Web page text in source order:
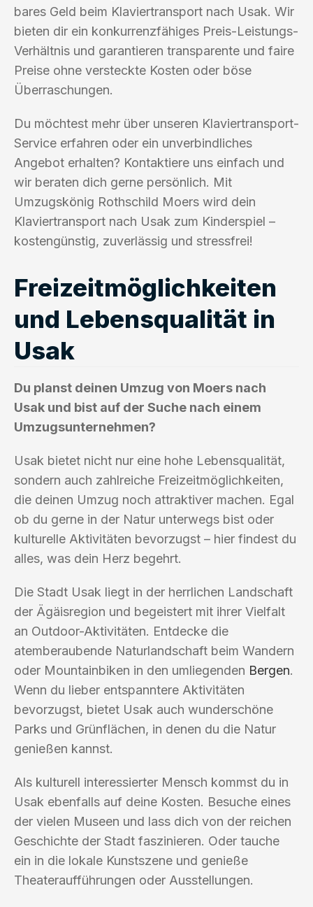
bares Geld beim Klaviertransport nach Usak. Wir
bieten dir ein konkurrenzfähiges Preis-Leistungs-
Verhältnis und garantieren transparente und faire
Preise ohne versteckte Kosten oder böse
Überraschungen.
Du möchtest mehr über unseren Klaviertransport-
Service erfahren oder ein unverbindliches
Angebot erhalten? Kontaktiere uns einfach und
wir beraten dich gerne persönlich. Mit
Umzugskönig Rothschild Moers wird dein
Klaviertransport nach Usak zum Kinderspiel –
kostengünstig, zuverlässig und stressfrei!
Freizeitmöglichkeiten
und Lebensqualität in
Usak
Du planst deinen Umzug von Moers nach
Usak und bist auf der Suche nach einem
Umzugsunternehmen?
Usak bietet nicht nur eine hohe Lebensqualität,
sondern auch zahlreiche Freizeitmöglichkeiten,
die deinen Umzug noch attraktiver machen. Egal
ob du gerne in der Natur unterwegs bist oder
kulturelle Aktivitäten bevorzugst – hier findest du
alles, was dein Herz begehrt.
Die Stadt Usak liegt in der herrlichen Landschaft
der Ägäisregion und begeistert mit ihrer Vielfalt
an Outdoor-Aktivitäten. Entdecke die
atemberaubende Naturlandschaft beim Wandern
oder Mountainbiken in den umliegenden Bergen.
Wenn du lieber entspanntere Aktivitäten
bevorzugst, bietet Usak auch wunderschöne
Parks und Grünflächen, in denen du die Natur
genießen kannst.
Als kulturell interessierter Mensch kommst du in
Usak ebenfalls auf deine Kosten. Besuche eines
der vielen Museen und lass dich von der reichen
Geschichte der Stadt faszinieren. Oder tauche
ein in die lokale Kunstszene und genieße
Theateraufführungen oder Ausstellungen.